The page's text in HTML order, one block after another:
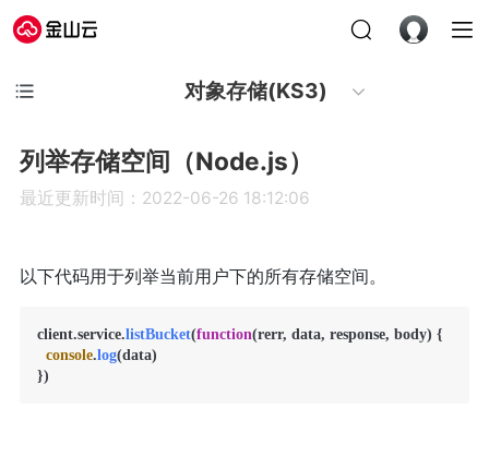
对象存储(KS3)
列举存储空间（Node.js）
最近更新时间：2022-06-26 18:12:06
以下代码用于列举当前用户下的所有存储空间。
client.service.listBucket(function(rerr, data, response, body) {
console.log(data)